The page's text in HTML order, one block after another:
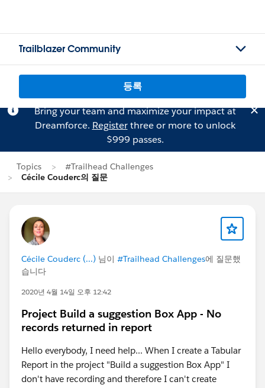
Trailblazer Community
등록
Bring your team and maximize your impact at
Dreamforce. Registerthree or more to unlock
$999 passes.
Topics
#Trailhead Challenges
Cécile Couderc의 질문
Cécile Couderc (...) 님이 #Trailhead Challenges에 질문했
습니다
2020년 4월 14일 오후 12:42
Project Build a suggestion Box App - No
records returned in report
Hello everybody, I need help... When I create a Tabular
Report in the project "Build a suggestion Box App" I
don't have recording and therefore I can't create